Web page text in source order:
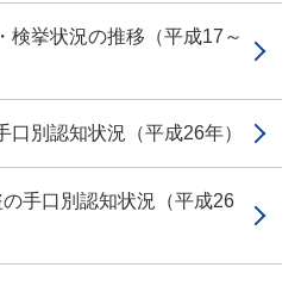
挙状況の推移（平成17～
別認知状況（平成26年）
手口別認知状況（平成26